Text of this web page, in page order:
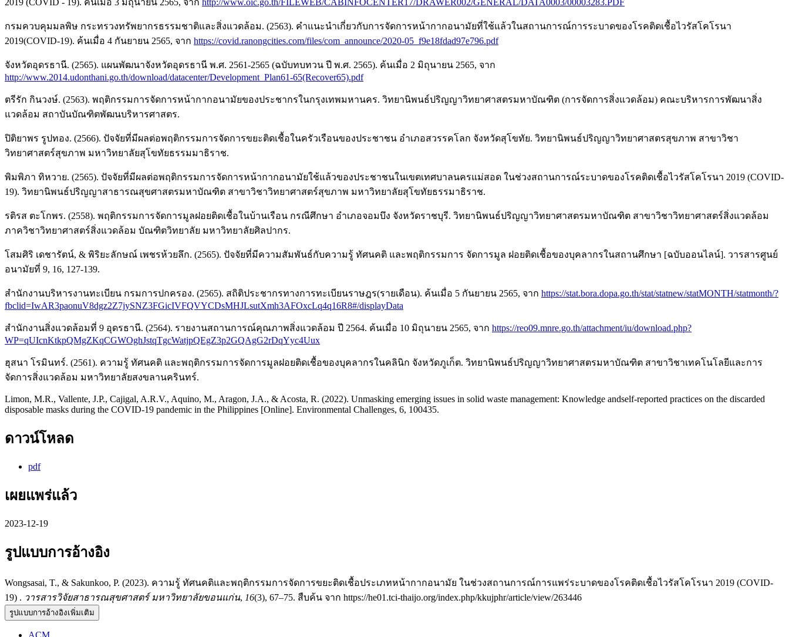
2019 (COVID - 19). ค้นเมื่อ 3 มิถุนายน 2565, จาก http://www.oic.go.th/FILEWEB/CABINFOCENTER17/DRAWER002/GENERAL/DATA0003/00003283.PDF
กรมควบคุมมลพิษ กระทรวงทรัพยากรธรรมชาติและสิ่งแวดล้อม. (2563). คำแนะนำเกี่ยวกับการจัดการหน้ากากอนามัยที่ใช้แล้วในสถานการณ์การระบาดของโรคติดเชื้อไวรัสโคโรนา
2019(COVID-19). ค้นเมื่อ 4 กันยายน 2565, จาก https://covid.ranongcities.com/files/com_announce/2020-05_f9e18fdad97e796.pdf
จังหวัดอุดรธานี. (2565). แผนพัฒนาจังหวัดอุดรธานี พ.ศ. 2561-2565 (ฉบับทบทวน ปี พ.ศ. 2565). ค้นเมื่อ 2 มิถุนายน 2565, จาก
http://www.2014.udonthani.go.th/download/datacenter/Development_Plan61-65(Recover65).pdf
ตรีรัก กินวงษ์. (2563). พฤติกรรมการจัดการหน้ากากอนามัยของประชากรในกรุงเทพมหานคร. วิทยานิพนธ์ปริญญาวิทยาศาสตรมหาบัณฑิต (การจัดการสิ่งแวดล้อม) คณะบริหารการพัฒนาสิ่ง
แวดล้อม สถาบันบัณฑิตพัฒนบริหารศาสตร.
ปิติยาพร รูปทอง. (2566). ปัจจัยที่มีผลต่อพฤติกรรมการจัดการขยะติดเชื้อในครัวเรือนของประชาชน อำเภอสวรรคโลก จังหวัดสุโขทัย. วิทยานิพนธ์ปริญญาวิทยาศาสตรสุขภาพ สาขาวิชา
วิทยาศาสตร์สุขภาพ มหาวิทยาลัยสุโขทัยธรรมมาธิราช.
พิมพิภา ทิหวาย. (2565). ปัจจัยที่มีผลต่อพฤติกรรมการจัดการหน้ากากอนามัยใช้แล้วของประชาชนในเขตเทศบาลนครแม่สอด ในช่วงสถานการณ์ระบาดของโรคติดเชื้อไวรัสโคโรนา 2019 (COVID-
19). วิทยานิพนธ์ปริญญาสาธารณสุขศาสตรมหาบัณฑิต สาขาวิชาวิทยาศาสตร์สุขภาพ มหาวิทยาลัยสุโขทัยธรรมาธิราช.
รติรส ตะโกพร. (2558). พฤติกรรมการจัดการมูลฝอยติดเชื้อในบ้านเรือน กรณีศึกษา อำเภอจอมบึง จังหวัดราชบุรี. วิทยานิพนธ์ปริญญาวิทยาศาสตรมหาบัณฑิต สาขาวิชาวิทยาศาสตร์สิ่งแวดล้อม
ภาควิชาวิทยาศาสตร์สิ่งแวดล้อม บัณฑิตวิทยาลัย มหาวิทยาลัยศิลปากร.
โสมศิริ เดชารัตน์, & พิริยะลักษณ์ เพชรห้วยลึก. (2565). ปัจจัยที่มีความสัมพันธ์กับความรู้ ทัศนคติ และพฤติกรรมการ จัดการมูล ฝอยติดเชื้อของบุคลากรในสถานศึกษา [ฉบับออนไลน์]. วารสารศูนย์
อนามัยที่ 9, 16, 127-139.
สำนักงานบริหารงานทะเบียน กรมการปกครอง. (2565). สถิติประชากรทางการทะเบียนราษฎร(รายเดือน). ค้นเมื่อ 5 กันยายน 2565, จาก https://stat.bora.dopa.go.th/stat/statnew/statMONTH/statmonth/?
fbclid=IwAR3paonuV8dgz2Z7jySNZ3FGicIVFQVYCDsMHJLsutXmh3AFOxcLq4q16R8#/displayData
สำนักงานสิ่งแวดล้อมที่ 9 อุดรธานี. (2564). รายงานสถานการณ์คุณภาพสิ่งแวดล้อม ปี 2564. ค้นเมื่อ 10 มิถุนายน 2565, จาก https://reo09.mnre.go.th/attachment/iu/download.php?
WP=qUIcnKtkpQMgZKqCGWOghJstqTgcWatjpQEgZ3p2GQAgG2rDqYyc4Uux
ฮุสนา โรมินทร์. (2561). ความรู้ ทัศนคติ และพฤติกรรมการจัดการมูลฝอยติดเชื้อของบุคลากรในคลินิก จังหวัดภูเก็ต. วิทยานิพนธ์ปริญญาวิทยาศาสตรมหาบัณฑิต สาขาวิชาเทคโนโลยีและการ
จัดการสิ่งแวดล้อม มหาวิทยาลัยสงขลานครินทร์.
Limon, M.R., Vallente, J.P., Cajigal, A.R.V., Aquino, M., Aragon, J.A., & Acosta, R. (2022). Unmasking emerging issues in solid waste management: Knowledge andself-reported practices on the discarded
disposable masks during the COVID-19 pandemic in the Philippines [Online]. Environmental Challenges, 6, 100435.
ดาวน์โหลด
pdf
เผยแพร่แล้ว
2023-12-19
รูปแบบการอ้างอิง
Wongsasai, T., & Sakunkoo, P. (2023). ความรู้ ทัศนคติและพฤติกรรมการจัดการขยะติดเชื้อประเภทหน้ากากอนามัย ในช่วงสถานการณ์การแพร่ระบาดของโรคติดเชื้อไวรัสโคโรนา 2019 (COVID-
19) . วารสารวิจัยสาธารณสุขศาสตร์ มหาวิทยาลัยขอนแก่น, 16(3), 67–75. สืบค้น จาก https://he01.tci-thaijo.org/index.php/kkujphr/article/view/263446
รูปแบบการอ้างอิงเพิ่มเติม
ACM